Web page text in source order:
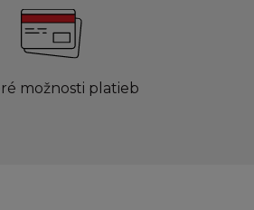
možnosti platieb